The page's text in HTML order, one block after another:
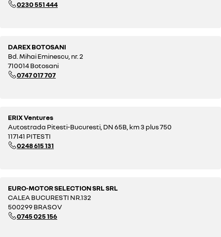
0230 551 444
DAREX BOTOSANI
Bd. Mihai Eminescu, nr. 2
710014 Botosani
0747 017 707
ERIX Ventures
Autostrada Pitesti-Bucuresti, DN 65B, km 3 plus 750
117141 PITESTI
0248 615 131
EURO-MOTOR SELECTION SRL SRL
CALEA BUCURESTI NR.132
500299 BRASOV
0745 025 156